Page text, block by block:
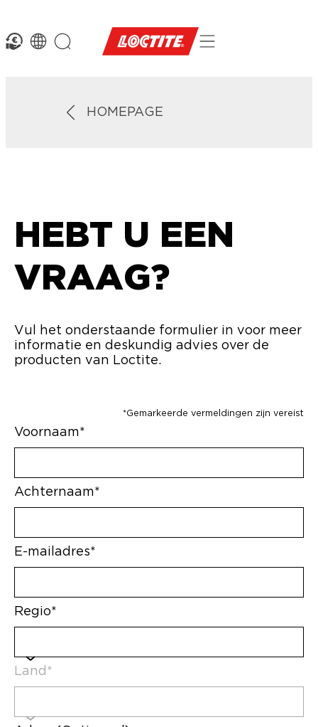
HOMEPAGE
HEBT U EEN
VRAAG?
Vul het onderstaande formulier in voor meer
informatie en deskundig advies over de
producten van Loctite.
*Gemarkeerde vermeldingen zijn vereist
Voornaam*
Achternaam*
E-mailadres*
Regio*
Land*